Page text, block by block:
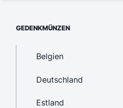
GEDENKMÜNZEN
Belgien
Deutschland
Estland